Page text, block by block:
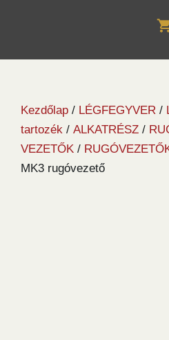
Kezdőlap / LÉGFEGYVER /
tartozék / ALKATRÉSZ /
VEZETŐK /
MK3 rugóvezető